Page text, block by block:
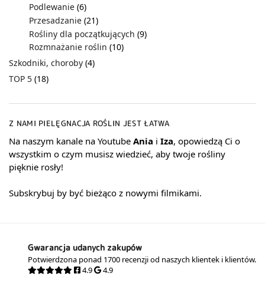
Podlewanie (6)
Przesadzanie (21)
Rośliny dla początkujących (9)
Rozmnażanie roślin (10)
Szkodniki, choroby (4)
TOP 5 (18)
Z NAMI PIELĘGNACJA ROŚLIN JEST ŁATWA
Na naszym kanale na Youtube Ania i Iza, opowiedzą Ci o
wszystkim o czym musisz wiedzieć, aby twoje rośliny
pięknie rosły!
Subskrybuj by być bieżąco z nowymi filmikami.
Gwarancja udanych zakupów
Potwierdzona ponad 1700 recenzji od naszych klientek i klientów.
4.9
4.9